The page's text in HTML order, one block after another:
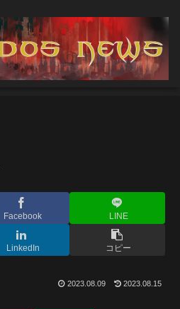
Facebook LINE
LinkedIn コピー
2023.08.09 2023.08.15